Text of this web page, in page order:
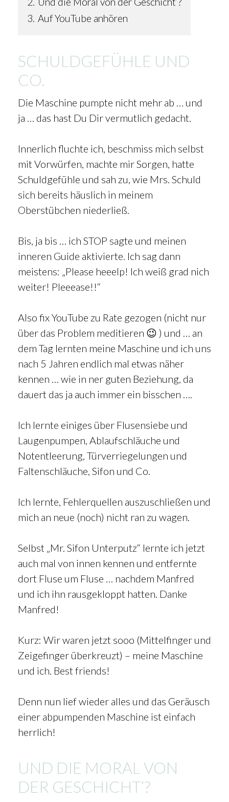
3. Auf YouTube anhören
SCHULDGEFÜHLE UND
CO.
Die Maschine pumpte nicht mehr ab … und
ja … das hast Du Dir vermutlich gedacht.
Innerlich fluchte ich, beschmiss mich selbst
mit Vorwürfen, machte mir Sorgen, hatte
Schuldgefühle und sah zu, wie Mrs. Schuld
sich bereits häuslich in meinem
Oberstübchen niederließ.
Bis, ja bis … ich STOP sagte und meinen
inneren Guide aktivierte. Ich sag dann
meistens: „Please heeelp! Ich weiß grad nich
weiter! Pleeease!!“
Also fix YouTube zu Rate gezogen (nicht nur
über das Problem meditieren 😉 ) und … an
dem Tag lernten meine Maschine und ich uns
nach 5 Jahren endlich mal etwas näher
kennen … wie in ner guten Beziehung, da
dauert das ja auch immer ein bisschen ….
Ich lernte einiges über Flusensiebe und
Laugenpumpen, Ablaufschläuche und
Notentleerung, Türverriegelungen und
Faltenschläuche, Sifon und Co.
Ich lernte, Fehlerquellen auszuschließen und
mich an neue (noch) nicht ran zu wagen.
Selbst „Mr. Sifon Unterputz“ lernte ich jetzt
auch mal von innen kennen und entfernte
dort Fluse um Fluse … nachdem Manfred
und ich ihn rausgekloppt hatten. Danke
Manfred!
Kurz: Wir waren jetzt sooo (Mittelfinger und
Zeigefinger überkreuzt) – meine Maschine
und ich. Best friends!
Denn nun lief wieder alles und das Geräusch
einer abpumpenden Maschine ist einfach
herrlich!
UND DIE MORAL VON
DER GESCHICHT‘?